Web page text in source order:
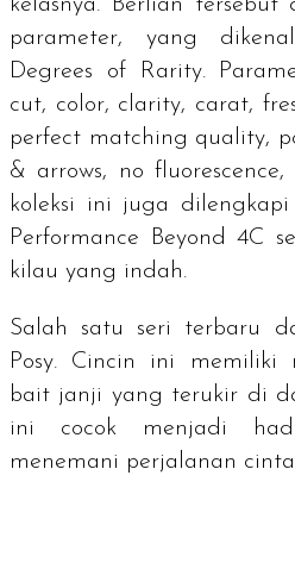
kelasnya. Berlian tersebut
parameter, yang
Degrees of Rarity.
cut, color, clarity, carat,
perfect matching quality,
& arrows, no fluorescence,
koleksi ini juga
Performance Beyond 4C
kilau yang indah.
Salah satu seri terbaru
Posy. Cincin ini memiliki
bait janji yang terukir di
ini cocok menjadi
menemani perjalanan